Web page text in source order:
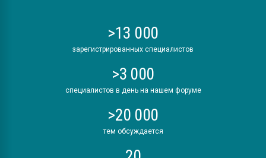
>13 000
зарегистрированных специалистов
>3 000
специалистов в день на нашем форуме
>20 000
тем обсуждается